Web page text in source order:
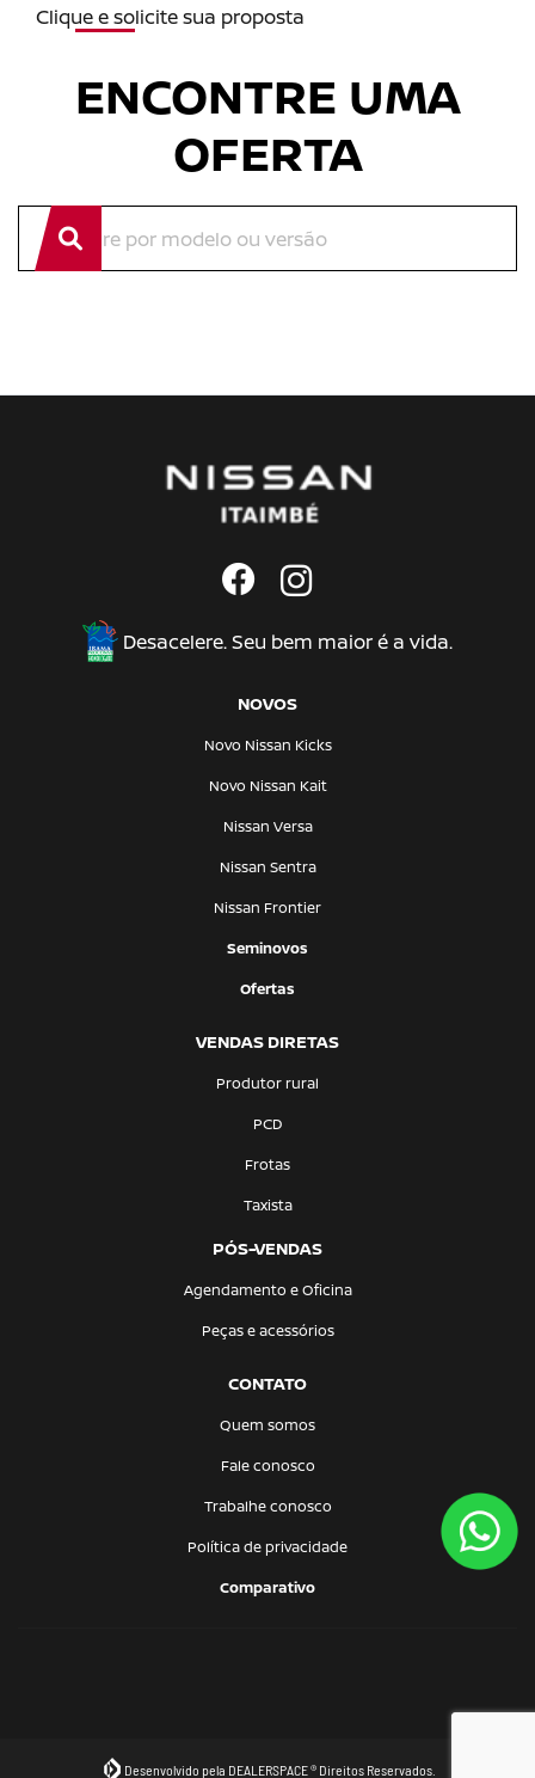
Clique e solicite sua proposta
ENCONTRE UMA
OFERTA
Desacelere. Seu bem maior é a vida.
NOVOS
Novo Nissan Kicks
Novo Nissan Kait
Nissan Versa
Nissan Sentra
Nissan Frontier
Seminovos
Ofertas
VENDAS DIRETAS
Produtor rural
PCD
Frotas
Taxista
PÓS-VENDAS
Agendamento e Oficina
Peças e acessórios
CONTATO
Quem somos
Fale conosco
Trabalhe conosco
Política de privacidade
Comparativo
Desenvolvido pela DEALERSPACE ® Direitos Reservados.